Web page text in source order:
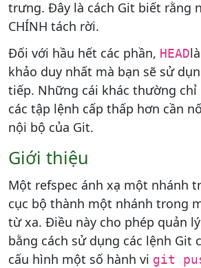
trưng. Đây là cách Git biết rằng
CHÍNH tách rời.
Đối với hầu hết các phần, HEAD
khảo duy nhất mà bạn sẽ sử
tiếp. Những cái khác thường
các tập lệnh cấp thấp hơn cần
nội bộ của Git.
Giới thiệu
Một refspec ánh xạ một nhánh
cục bộ thành một nhánh trong
từ xa. Điều này cho phép quản
bằng cách sử dụng các lệnh Git
cấu hình một số hành vi git